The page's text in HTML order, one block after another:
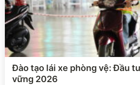
Xem chi tiết
Đào tạo lái xe phòng vệ: Đầu
vững 2026